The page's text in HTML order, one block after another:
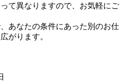
て異なりますので、お気軽にご
あなたの条件にあった別のお仕
広がります。